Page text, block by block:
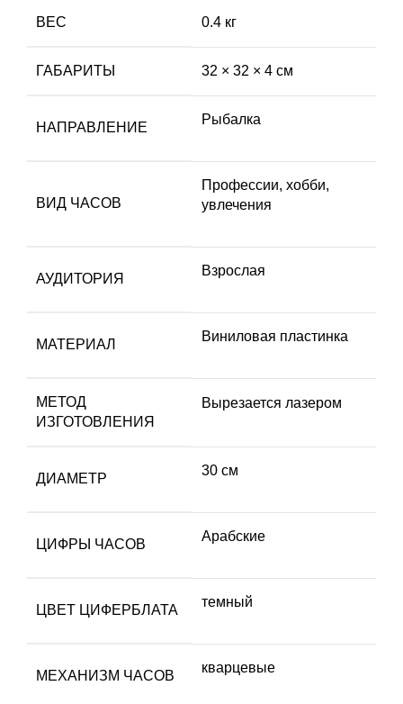
ВЕС 0.4 кг
ГАБАРИТЫ 32 × 32 × 4 см
НАПРАВЛЕНИЕ
Рыбалка
ВИД ЧАСОВ
Профессии, хобби,
увлечения
АУДИТОРИЯ
Взрослая
МАТЕРИАЛ
Виниловая пластинка
МЕТОД
ИЗГОТОВЛЕНИЯ
Вырезается лазером
ДИАМЕТР
30 см
ЦИФРЫ ЧАСОВ
Арабские
ЦВЕТ ЦИФЕРБЛАТА
темный
МЕХАНИЗМ ЧАСОВ
кварцевые